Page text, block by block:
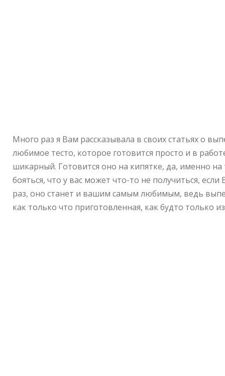
Много раз я Вам рассказывала в своих статьях о
любимое тесто, которое готовится просто и в
шикарный. Готовится оно на кипятке, да, именно
бояться, что у вас может что-то не получиться,
раз, оно станет и вашим самым любимым, ведь
как только что приготовленная, как будто только